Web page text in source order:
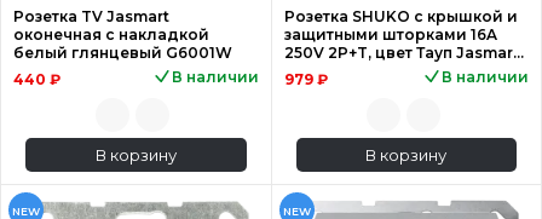
Розетка TV Jasmart
оконечная с накладкой
белый глянцевый G6001W
440 ₽
В наличии
В корзину
Розетка SHUKO с крышкой и
защитными шторками 16A
250V 2P+T, цвет Тауп Jasmart
G5505T
979 ₽ В наличии
В корзину
NEW NEW